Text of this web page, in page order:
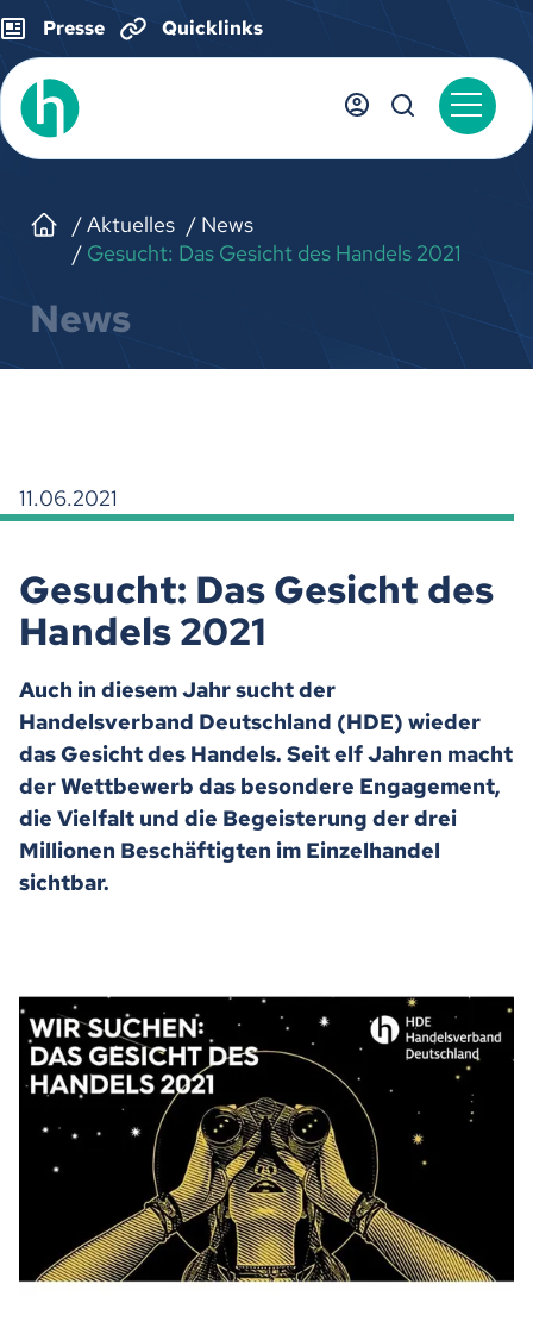
Presse Quicklinks
Aktuelles
News
Gesucht: Das Gesicht des Handels 2021
News
11.06.2021
Gesucht: Das Gesicht des
Handels 2021
Auch in diesem Jahr sucht der
Handelsverband Deutschland (HDE) wieder
das Gesicht des Handels. Seit elf Jahren macht
der Wettbewerb das besondere Engagement,
die Vielfalt und die Begeisterung der drei
Millionen Beschäftigten im Einzelhandel
sichtbar.